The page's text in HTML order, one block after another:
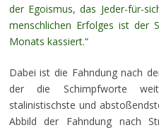
der Egoismus, das Jeder-für-
menschlichen Erfolges ist der
Monats kassiert.“
Dabei ist die Fahndung nach
der die Schimpfworte
stalinistischste und
Abbild der Fahndung nach